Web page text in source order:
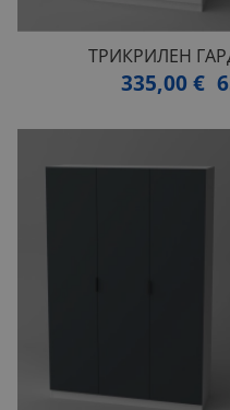
ТРИКРИЛЕН
335,00 €